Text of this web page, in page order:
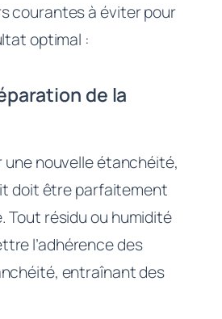
courantes à éviter pour
optimal :
de la
une nouvelle étanchéité,
doit être parfaitement
Tout résidu ou humidité
l’adhérence des
entraînant des